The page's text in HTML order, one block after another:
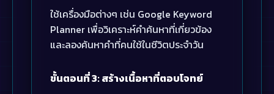
ใช้เครื่องมือต่างๆ เช่น Google Keyword
Planner เพื่อวิเคราะห์คำค้นหาที่เกี่ยวข้อง
และลองค้นหาคำที่คนใช้ในชีวิตประจำวัน
ขั้นตอนที่ 3: สร้างเนื้อหาที่ตอบโจทย์